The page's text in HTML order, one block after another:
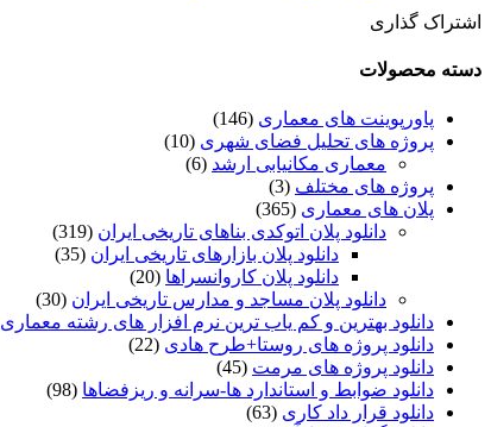
اشتراک گذاری
دسته محصولات
پاورپوینت های معماری (146)
پروژه های تحلیل فضای شهری (10)
معماری مکانیابی ارشد (6)
پروژه های مختلف (3)
پلان های معماری (365)
دانلود پلان اتوکدی بناهای تاریخی ایران (319)
دانلود پلان بازارهای تاریخی ایران (35)
دانلود پلان کاروانسراها (20)
دانلود پلان مساجد و مدارس تاریخی ایران (30)
دانلود بهترین و کم یاب ترین نرم افزار های رشته معماری
دانلود پروژه های روستا+طرح هادی (22)
دانلود پروژه های مرمت (45)
دانلود ضوابط و استاندارد ها-سرانه و ریزفضاها (98)
دانلود قرار داد کاری (63)